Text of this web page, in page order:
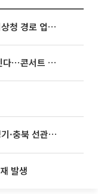
태풍 '돌핀' 오키나와 접근…일본기상청 경로 업데이트
빅뱅, 20주년 기념 '새 뱅봉' 선보인다⋯콘서트 앞두고 팝업 개최
등 추가 압수수색
발생